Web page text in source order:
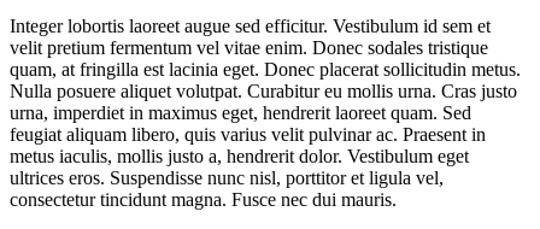
Integer lobortis laoreet augue sed efficitur. Vestibulum id sem et
velit pretium fermentum vel vitae enim. Donec sodales tristique
quam, at fringilla est lacinia eget. Donec placerat sollicitudin metus.
Nulla posuere aliquet volutpat. Curabitur eu mollis urna. Cras justo
urna, imperdiet in maximus eget, hendrerit laoreet quam. Sed
feugiat aliquam libero, quis varius velit pulvinar ac. Praesent in
metus iaculis, mollis justo a, hendrerit dolor. Vestibulum eget
ultrices eros. Suspendisse nunc nisl, porttitor et ligula vel,
consectetur tincidunt magna. Fusce nec dui mauris.